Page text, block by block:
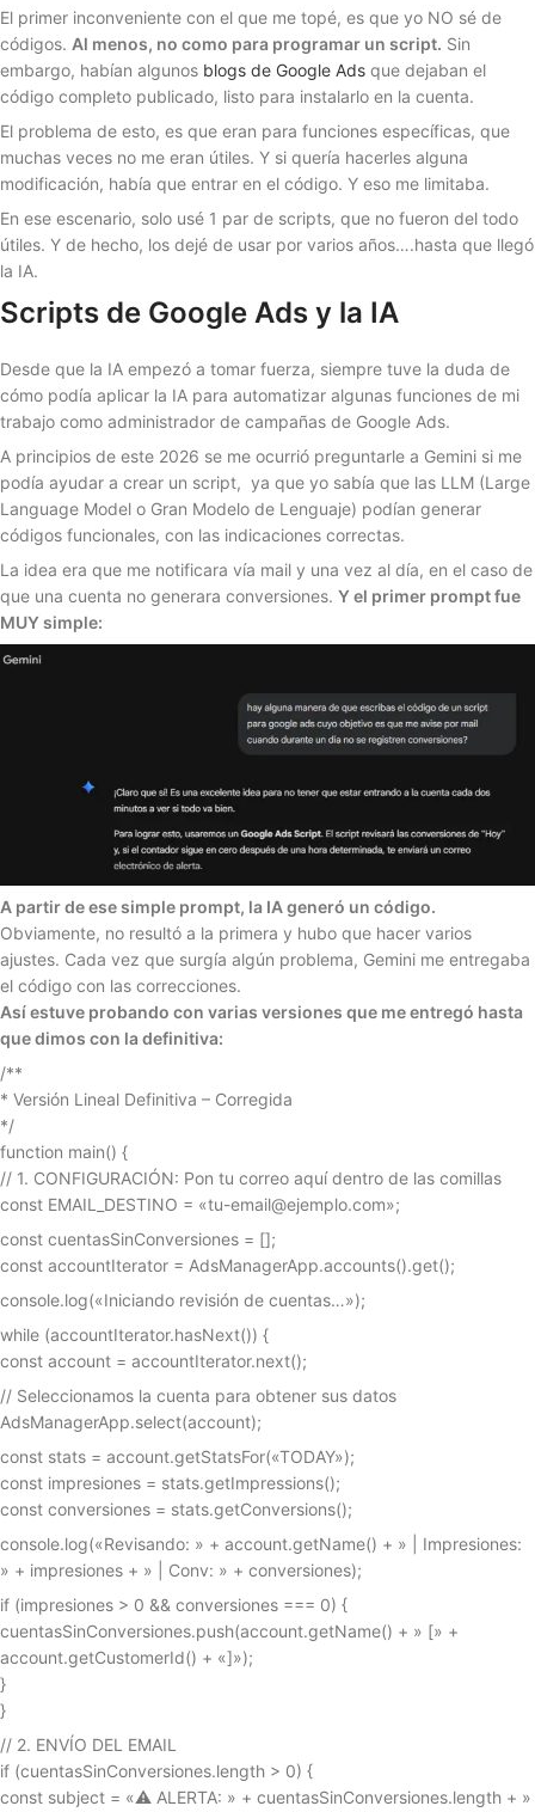
El primer inconveniente con el que me topé, es que yo NO sé de
códigos. Al menos, no como para programar un script. Sin
embargo, habían algunos blogs de Google Ads que dejaban el
código completo publicado, listo para instalarlo en la cuenta.
El problema de esto, es que eran para funciones específicas, que
muchas veces no me eran útiles. Y si quería hacerles alguna
modificación, había que entrar en el código. Y eso me limitaba.
En ese escenario, solo usé 1 par de scripts, que no fueron del todo
útiles. Y de hecho, los dejé de usar por varios años….hasta que llegó
la IA.
Scripts de Google Ads y la IA
Desde que la IA empezó a tomar fuerza, siempre tuve la duda de
cómo podía aplicar la IA para automatizar algunas funciones de mi
trabajo como administrador de campañas de Google Ads.
A principios de este 2026 se me ocurrió preguntarle a Gemini si me
podía ayudar a crear un script, ya que yo sabía que las LLM (Large
Language Model o Gran Modelo de Lenguaje) podían generar
códigos funcionales, con las indicaciones correctas.
La idea era que me notificara vía mail y una vez al día, en el caso de
que una cuenta no generara conversiones. Y el primer prompt fue
MUY simple:
A partir de ese simple prompt, la IA generó un código.
Obviamente, no resultó a la primera y hubo que hacer varios
ajustes. Cada vez que surgía algún problema, Gemini me entregaba
el código con las correcciones.
Así estuve probando con varias versiones que me entregó hasta
que dimos con la definitiva:
/**
* Versión Lineal Definitiva – Corregida
*/
function main() {
// 1. CONFIGURACIÓN: Pon tu correo aquí dentro de las comillas
const EMAIL_DESTINO = «tu-email@ejemplo.com»;
const cuentasSinConversiones = [];
const accountIterator = AdsManagerApp.accounts().get();
console.log(«Iniciando revisión de cuentas…»);
while (accountIterator.hasNext()) {
const account = accountIterator.next();
// Seleccionamos la cuenta para obtener sus datos
AdsManagerApp.select(account);
const stats = account.getStatsFor(«TODAY»);
const impresiones = stats.getImpressions();
const conversiones = stats.getConversions();
console.log(«Revisando: » + account.getName() + » | Impresiones:
» + impresiones + » | Conv: » + conversiones);
if (impresiones > 0 && conversiones === 0) {
cuentasSinConversiones.push(account.getName() + » [» +
account.getCustomerId() + «]»);
}
}
// 2. ENVÍO DEL EMAIL
if (cuentasSinConversiones.length > 0) {
const subject = «⚠️ ALERTA: » + cuentasSinConversiones.length + »